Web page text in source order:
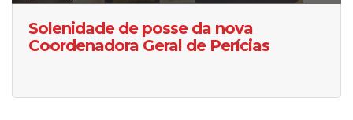
Solenidade de posse da nova
Coordenadora Geral de Perícias